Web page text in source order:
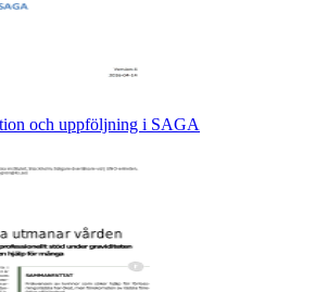
och uppföljning i SAGA